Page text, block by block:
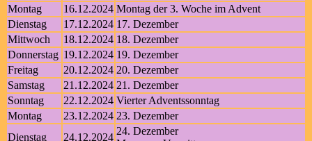
Montag
16.12.2024 Montag der 3. Woche im Advent
Dienstag
17.12.2024 17. Dezember
Mittwoch
18.12.2024 18. Dezember
Donnerstag 19.12.2024 19. Dezember
Freitag
20.12.2024 20. Dezember
Samstag
21.12.2024 21. Dezember
Sonntag
22.12.2024 Vierter Adventssonntag
Montag
23.12.2024 23. Dezember
Dienstag
24.12.2024
24. Dezember